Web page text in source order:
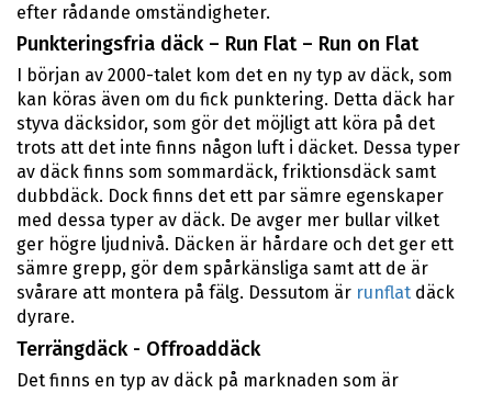
efter rådande omständigheter.
Punkteringsfria däck – Run Flat – Run on Flat
I början av 2000-talet kom det en ny typ av däck, som
kan köras även om du fick punktering. Detta däck har
styva däcksidor, som gör det möjligt att köra på det
trots att det inte finns någon luft i däcket. Dessa typer
av däck finns som sommardäck, friktionsdäck samt
dubbdäck. Dock finns det ett par sämre egenskaper
med dessa typer av däck. De avger mer bullar vilket
ger högre ljudnivå. Däcken är hårdare och det ger ett
sämre grepp, gör dem spårkänsliga samt att de är
svårare att montera på fälg. Dessutom är runflat däck
dyrare.
Terrängdäck - Offroaddäck
Det finns en typ av däck på marknaden som är